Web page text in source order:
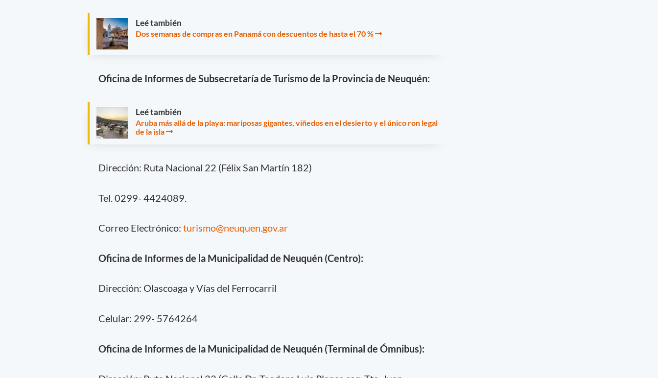
Leé también
Dos semanas de compras en Panamá con descuentos de hasta el 70 %
Oficina de Informes de Subsecretaría de Turismo de la Provincia de Neuquén:
Leé también
Aruba más allá de la playa: mariposas gigantes, viñedos en el desierto y el único ron legal
de la isla
Dirección: Ruta Nacional 22 (Félix San Martín 182)
Tel. 0299- 4424089.
Correo Electrónico: turismo@neuquen.gov.ar
Oficina de Informes de la Municipalidad de Neuquén (Centro):
Dirección: Olascoaga y Vías del Ferrocarril
Celular: 299- 5764264
Oficina de Informes de la Municipalidad de Neuquén (Terminal de Ómnibus):